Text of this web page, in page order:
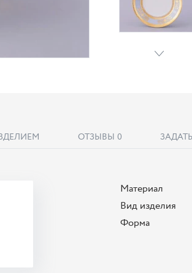
ОТЗЫВЫ 0
Материал
Вид изделия
Форма